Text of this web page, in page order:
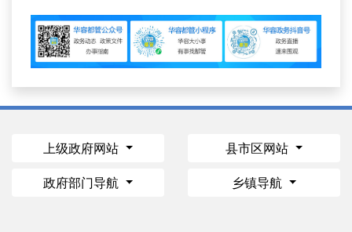
上级政府网站 县市区网站
政府部门导航 乡镇导航